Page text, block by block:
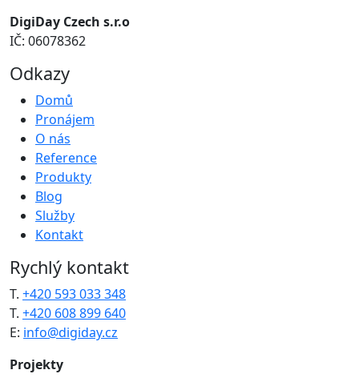
DigiDay Czech s.r.o
IČ: 06078362
Odkazy
Domů
Pronájem
O nás
Reference
Produkty
Blog
Služby
Kontakt
Rychlý kontakt
T. +420 593 033 348
T. +420 608 899 640
E: info@digiday.cz
Projekty